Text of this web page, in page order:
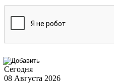
Сегодня
08 Августа 2026